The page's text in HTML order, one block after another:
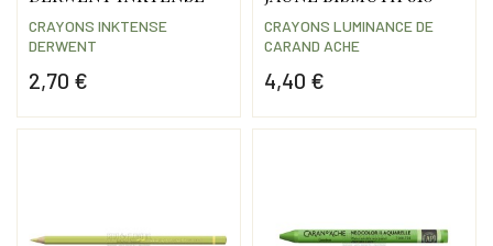
2,70 €
CRAYONS INKTENSE
DERWENT
4,40 €
CRAYONS LUMINANCE DE
CARAND ACHE